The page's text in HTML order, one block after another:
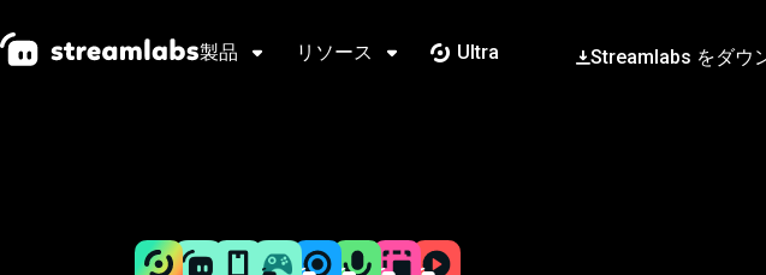
製品 リソース Ultra Streamlabs をダウ